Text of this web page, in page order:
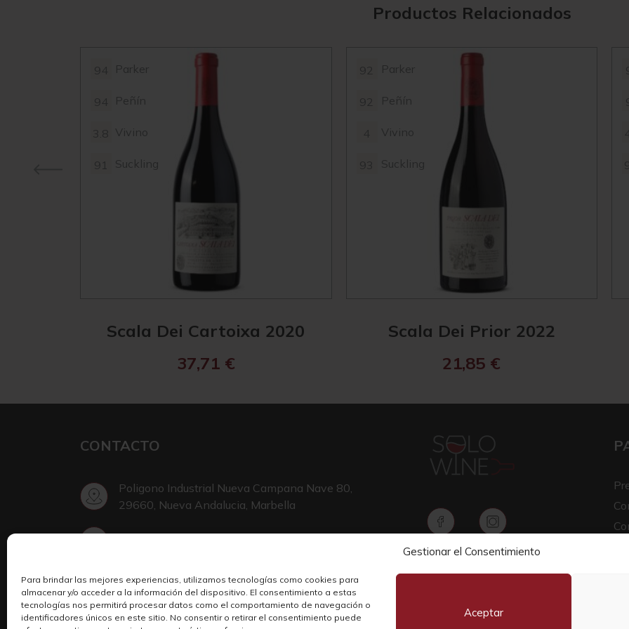
Gestionar el Consentimiento
Para brindar las mejores experiencias, utilizamos tecnologías como cookies para
almacenar y/o acceder a la información del dispositivo. El consentimiento a estas
tecnologías nos permitirá procesar datos como el comportamiento de navegación o
identificadores únicos en este sitio. No consentir o retirar el consentimiento puede
Aceptar
Productos Relacionados
Parker
Peñín
Vivino
Suckling
Scala Dei Cartoixa 2020
37,71 €
Parker
Peñín
Vivino
Suckling
Scala Dei Prior 2022
21,85 €
CONTACTO
Poligono Industrial Nueva Campana Nave 80,
29660, Nueva Andalucia, Marbella
Escribir en Telegram